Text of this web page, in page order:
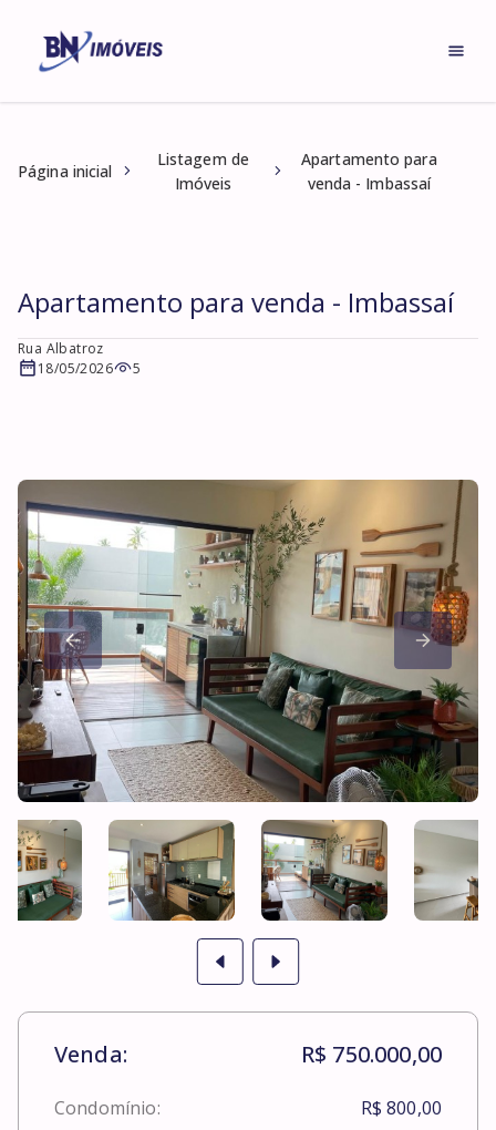
Página inicial
Listagem de
Imóveis
Apartamento para
venda - Imbassaí
Apartamento para venda - Imbassaí
Rua Albatroz
18/05/2026
5
Venda: R$ 750.000,00
Condomínio: R$ 800,00